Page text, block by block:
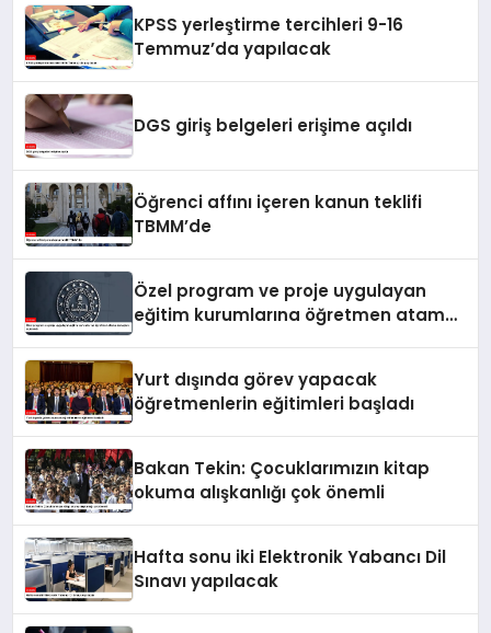
KPSS yerleştirme tercihleri 9-16
Temmuz’da yapılacak
DGS giriş belgeleri erişime açıldı
Öğrenci affını içeren kanun teklifi
TBMM’de
Özel program ve proje uygulayan
eğitim kurumlarına öğretmen atama
Yurt dışında görev yapacak
öğretmenlerin eğitimleri başladı
Bakan Tekin: Çocuklarımızın kitap
okuma alışkanlığı çok önemli
Hafta sonu iki Elektronik Yabancı Dil
Sınavı yapılacak